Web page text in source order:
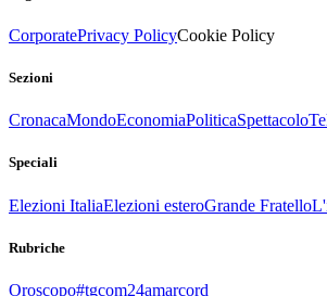
CorporatePrivacy PolicyCookie Policy
Sezioni
CronacaMondoEconomiaPoliticaSpettacolo
Speciali
Elezioni ItaliaElezioni esteroGrande Fratello
Rubriche
Oroscopo#tgcom24amarcord